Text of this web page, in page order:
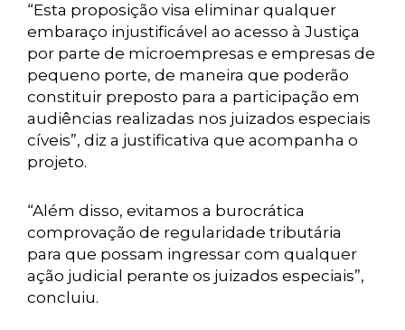
“Esta proposição visa eliminar qualquer
embaraço injustificável ao acesso à Justiça
por parte de microempresas e empresas de
pequeno porte, de maneira que poderão
constituir preposto para a participação em
audiências realizadas nos juizados especiais
cíveis”, diz a justificativa que acompanha o
projeto.
“Além disso, evitamos a burocrática
comprovação de regularidade tributária
para que possam ingressar com qualquer
ação judicial perante os juizados especiais”,
concluiu.